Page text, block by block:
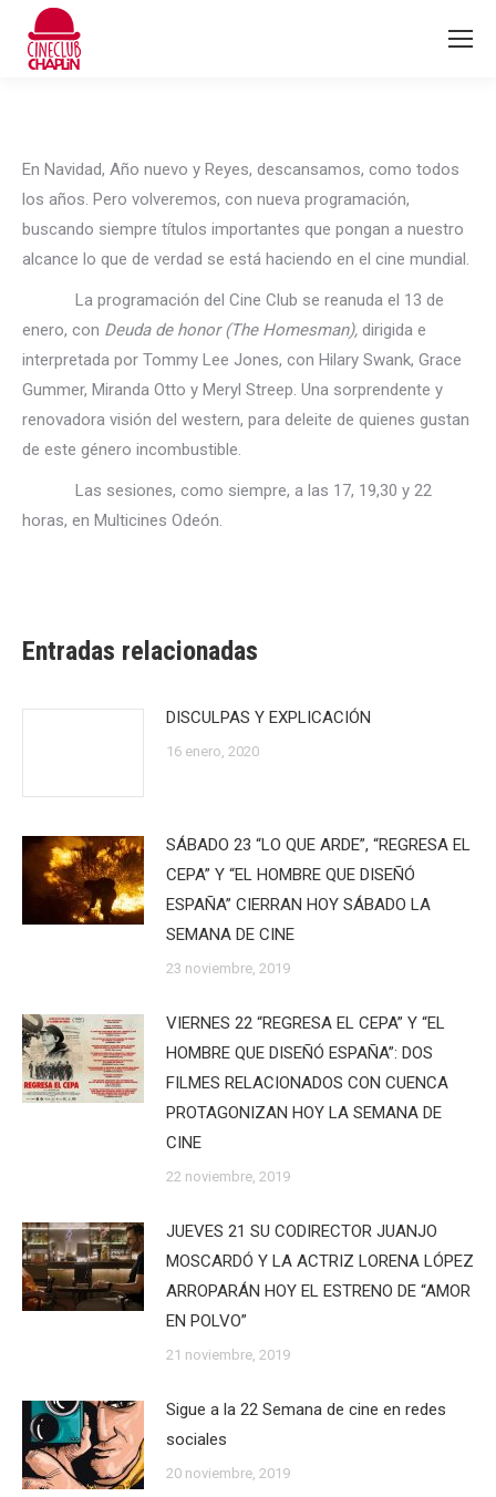
En Navidad, Año nuevo y Reyes, descansamos, como todos
los años. Pero volveremos, con nueva programación,
buscando siempre títulos importantes que pongan a nuestro
alcance lo que de verdad se está haciendo en el cine mundial.
La programación del Cine Club se reanuda el 13 de
enero, con Deuda de honor (The Homesman), dirigida e
interpretada por Tommy Lee Jones, con Hilary Swank, Grace
Gummer, Miranda Otto y Meryl Streep. Una sorprendente y
renovadora visión del western, para deleite de quienes gustan
de este género incombustible.
Las sesiones, como siempre, a las 17, 19,30 y 22
horas, en Multicines Odeón.
Entradas relacionadas
DISCULPAS Y EXPLICACIÓN
16 enero, 2020
SÁBADO 23 “LO QUE ARDE”, “REGRESA EL
CEPA” Y “EL HOMBRE QUE DISEÑÓ
ESPAÑA” CIERRAN HOY SÁBADO LA
SEMANA DE CINE
23 noviembre, 2019
VIERNES 22 “REGRESA EL CEPA” Y “EL
HOMBRE QUE DISEÑÓ ESPAÑA”: DOS
FILMES RELACIONADOS CON CUENCA
PROTAGONIZAN HOY LA SEMANA DE
CINE
22 noviembre, 2019
JUEVES 21 SU CODIRECTOR JUANJO
MOSCARDÓ Y LA ACTRIZ LORENA LÓPEZ
ARROPARÁN HOY EL ESTRENO DE “AMOR
EN POLVO”
21 noviembre, 2019
Sigue a la 22 Semana de cine en redes
sociales
20 noviembre, 2019